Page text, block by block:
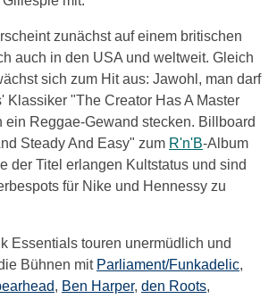
zunächst auf einem britischen
auch in den USA und weltweit. Gleich
sich zum Hit aus: Jawohl, man darf
Klassiker "The Creator Has A Master
ein Reggae-Gewand stecken. Billboard
Steady And Easy" zum R'n'B-Album
der Titel erlangen Kultstatus und sind
für Nike und Hennessy zu
Essentials touren unermüdlich und
Bühnen mit Parliament/Funkadelic,
, Ben Harper, den Roots,